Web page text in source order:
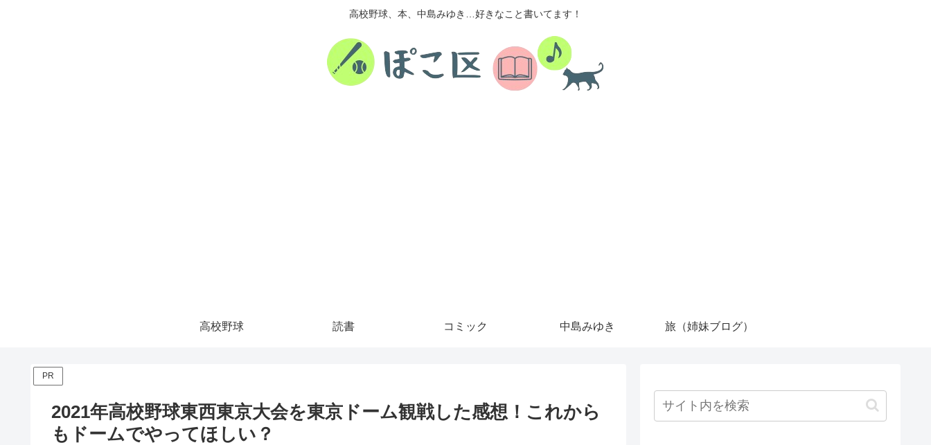
高校野球、本、中島みゆき…好きなこと書いてます！
高校野球 読書 コミック 中島みゆき 旅（姉妹ブログ）
PR
2021年高校野球東西東京大会を東京ドーム観戦した感想！これから
もドームでやってほしい？